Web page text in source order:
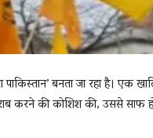
पाकिस्तान’ बनता जा रहा है। एक
करने की कोशिश की, उससे साफ